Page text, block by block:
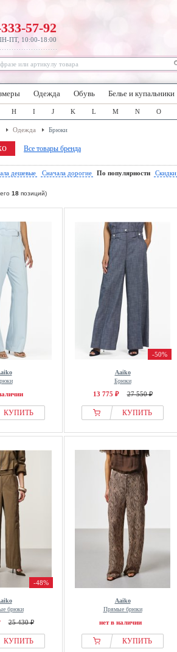
57-92
ПТ, 10:00-18:00
Одежда Обувь Белье и купальники
H I J K L M N O
Одежда Брюки
Все товары бренда
дешевые Сначала дорогие По популярности Скидки
18 позиций)
КУПИТЬ
-50%
Aaiko
Брюки
13 775 ₽ 27 550 ₽
КУПИТЬ
-48%
брюки
25 430 ₽
КУПИТЬ
Aaiko
Прямые брюки
нет в наличии
КУПИТЬ